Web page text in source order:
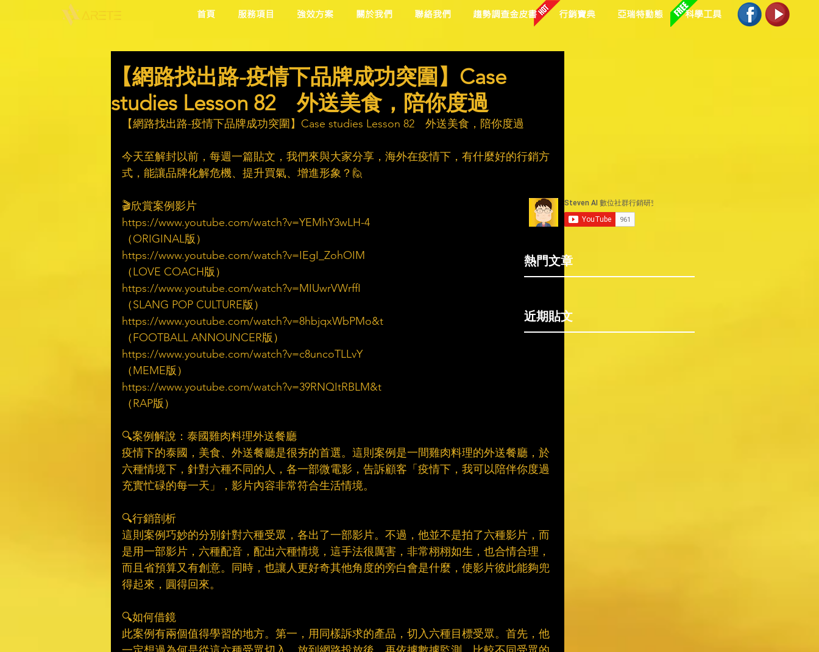
首頁 服務項目 強效方案 關於我們 聯絡我們 趨勢調查金皮書 行銷寶典 亞瑞特動態 科學工具
【網路找出路-疫情下品牌成功突圍】Case
studies Lesson 82 外送美食，陪你度過​
【網路找出路-疫情下品牌成功突圍】Case studies Lesson 82　外送美食，陪你度過​
今天至解封以前，每週一篇貼文，我們來與大家分享，海外在疫情下，有什麼好的行銷方
式，能讓品牌化解危機、提升買氣、增進形象？🙋​
🎬欣賞案例影片​
https://www.youtube.com/watch?v=YEMhY3wLH-4
（ORIGINAL版）​
https://www.youtube.com/watch?v=IEgI_ZohOIM
（LOVE COACH版）​
https://www.youtube.com/watch?v=MIUwrVWrffI
（SLANG POP CULTURE版）​
https://www.youtube.com/watch?v=8hbjqxWbPMo&t
（FOOTBALL ANNOUNCER版）​
https://www.youtube.com/watch?v=c8uncoTLLvY
（MEME版）​
https://www.youtube.com/watch?v=39RNQItRBLM&t
（RAP版）​
🔍案例解說：泰國雞肉料理外送餐廳​
疫情下的泰國，美食、外送餐廳是很夯的首選。這則案例是一間雞肉料理的外送餐廳，於
六種情境下，針對六種不同的人，各一部微電影，告訴顧客「疫情下，我可以陪伴你度過
充實忙碌的每一天」，影片內容非常符合生活情境。​
🔍行銷剖析​
這則案例巧妙的分別針對六種受眾，各出了一部影片。不過，他並不是拍了六種影片，而
是用一部影片，六種配音，配出六種情境，這手法很厲害，非常栩栩如生，也合情合理，
而且省預算又有創意。同時，也讓人更好奇其他角度的旁白會是什麼，使影片彼此能夠兜
得起來，圓得回來。​
🔍如何借鏡​
此案例有兩個值得學習的地方。第一，用同樣訴求的產品，切入六種目標受眾。首先，他
熱門文章
近期貼文